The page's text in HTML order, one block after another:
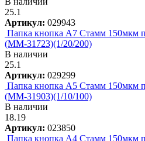
25.1
Артикул: 029943
Папка кнопка А7 Стамм 150мкм
(ММ-31723)(1/20/200)
В наличии
25.1
Артикул: 029299
Папка кнопка А5 Стамм 150мкм
(ММ-31903)(1/10/100)
В наличии
18.19
Артикул: 023850
Папка кнопка А4 Стамм 150мкм